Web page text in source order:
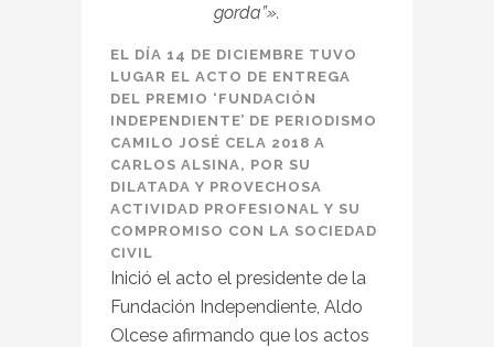
gorda”».
EL DÍA 14 DE DICIEMBRE TUVO
LUGAR EL ACTO DE ENTREGA
DEL PREMIO ‘FUNDACIÓN
INDEPENDIENTE’ DE PERIODISMO
CAMILO JOSÉ CELA 2018 A
CARLOS ALSINA, POR SU
DILATADA Y PROVECHOSA
ACTIVIDAD PROFESIONAL Y SU
COMPROMISO CON LA SOCIEDAD
CIVIL
Inició el acto el presidente de la
Fundación Independiente, Aldo
Olcese afirmando que los actos